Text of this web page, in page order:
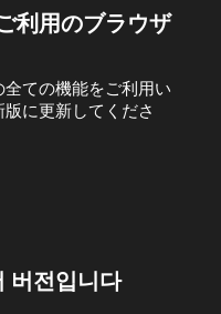
利用のブラウザ
ての機能をご利用い
に更新してくださ
버전입니다